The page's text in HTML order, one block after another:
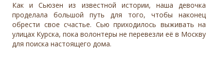
Как и Сьюзен из известной истории, наша девочка
проделала большой путь для того, чтобы наконец
обрести свое счастье. Сью приходилось выживать на
улицах Курска, пока волонтеры не перевезли её в Москву
для поиска настоящего дома.